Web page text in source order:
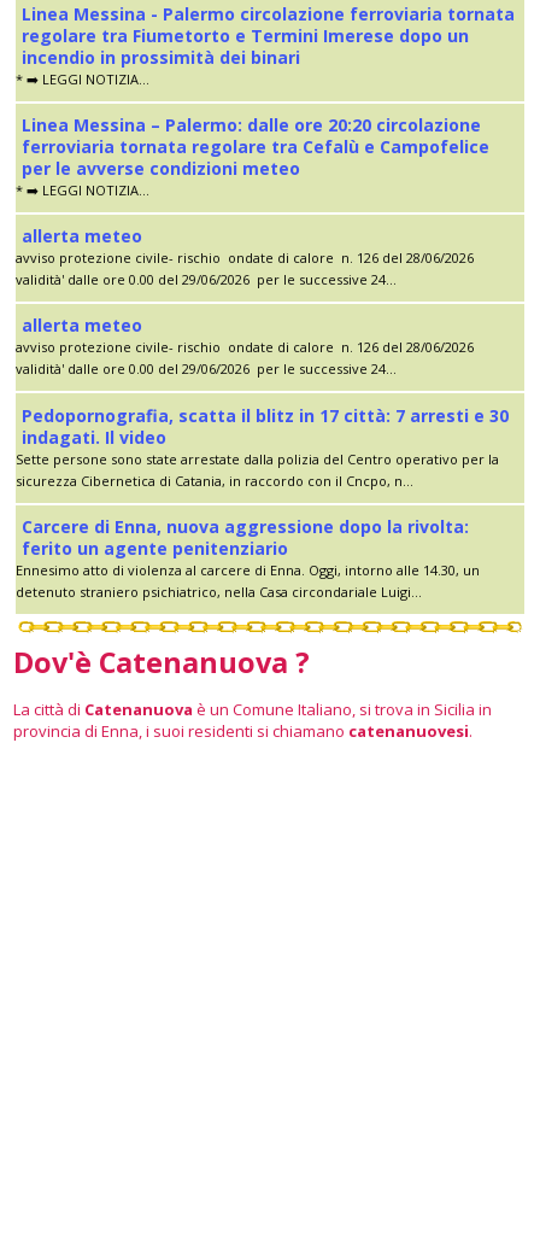
Linea Messina - Palermo circolazione ferroviaria tornata
regolare tra Fiumetorto e Termini Imerese dopo un
incendio in prossimità dei binari
* ➡️ LEGGI NOTIZIA...
Linea Messina – Palermo: dalle ore 20:20 circolazione
ferroviaria tornata regolare tra Cefalù e Campofelice
per le avverse condizioni meteo
* ➡️ LEGGI NOTIZIA...
allerta meteo
avviso protezione civile- rischio ondate di calore n. 126 del 28/06/2026
validità' dalle ore 0.00 del 29/06/2026 per le successive 24...
allerta meteo
avviso protezione civile- rischio ondate di calore n. 126 del 28/06/2026
validità' dalle ore 0.00 del 29/06/2026 per le successive 24...
Pedopornografia, scatta il blitz in 17 città: 7 arresti e 30
indagati. Il video
Sette persone sono state arrestate dalla polizia del Centro operativo per la
sicurezza Cibernetica di Catania, in raccordo con il Cncpo, n...
Carcere di Enna, nuova aggressione dopo la rivolta:
ferito un agente penitenziario
Ennesimo atto di violenza al carcere di Enna. Oggi, intorno alle 14.30, un
detenuto straniero psichiatrico, nella Casa circondariale Luigi...
Dov'è Catenanuova ?
La città di Catenanuova è un Comune Italiano, si trova in Sicilia in
provincia di Enna, i suoi residenti si chiamano catenanuovesi.